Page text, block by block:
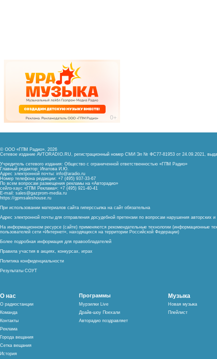
© ООО «ГПМ Радио», 2026
Сетевое издание AVTORADIO.RU, регистрационный номер СМИ Эл № ФС77-81953 от 24.09.2021,
Учредитель сетевого издания: Общество с ограниченной ответственностью «ГПМ Радио»
Главный редактор: Ипатова И.Ю.
Адрес электронной почты: info@aradio.ru
Номер телефона редакции: +7 (495) 937-33-67
По всем вопросам размещения рекламы на «Авторадио»
сейлз-хаус «ГПМ Реклама»: +7 (495) 921-40-41
E-mail: sales@gazprom-media.ru
https://gpmsaleshouse.ru
При использовании материалов сайта гиперссылка на сайт обязательна
Адрес электронной почты для отправления досудебной претензии по вопросам нарушения авторских
На информационном ресурсе (сайте) применяются рекомендательные технологии (информационные
пользователей сети «Интернет», находящихся на территории Российской Федерации)
Более подробная информация для правообладателей
Правила участия в акциях, конкурсах, играх
Политика конфиденциальности
Результаты СОУТ
О нас
О радиостанции
Команда
Контакты
Реклама
Города вещания
Сетка вещания
История
Программы
Мурзилки Live
Драйв-шоу Поехали
Авторадио поздравляет
Музыка
Новая музыка
Плейлист